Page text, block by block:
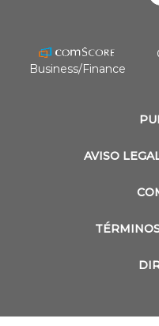
AVISO
Business/Finance